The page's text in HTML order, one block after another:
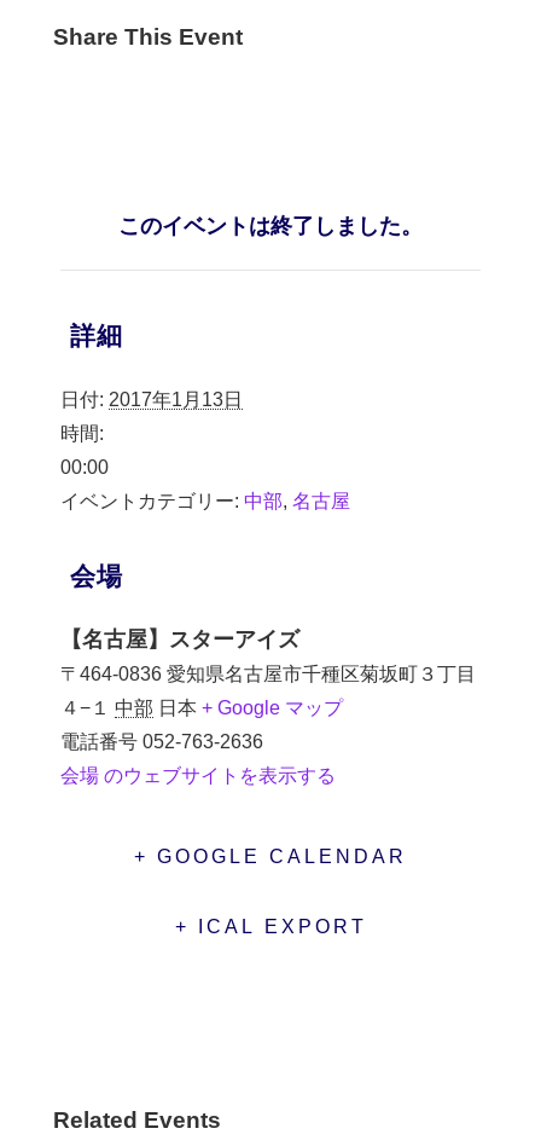
Share This Event
このイベントは終了しました。
詳細
日付: 2017年1月13日
時間:
00:00
イベントカテゴリー: 中部 名古屋
会場
【名古屋】スターアイズ
〒464-0836 愛知県名古屋市千種区菊坂町３丁目
４−１
中部 日本 + Google マップ
電話番号 052-763-2636
会場 のウェブサイトを表示する
+ GOOGLE CALENDAR
+ ICAL EXPORT
Related Events